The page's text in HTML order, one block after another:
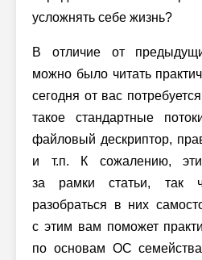
усложнять себе жизнь?
В отличие от
можно было читать
сегодня от вас
такое стандартные
файловый дескриптор,
и т.п. К сожалению,
за рамки статьи, так
разобраться в них
с этим вам поможет
по основам ОС